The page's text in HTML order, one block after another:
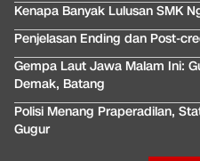
Kenapa Banyak Lulusan SMK
Penjelasan Ending dan Post-
Gempa Laut Jawa Malam Ini:
Demak, Batang
Polisi Menang Praperadilan,
Gugur